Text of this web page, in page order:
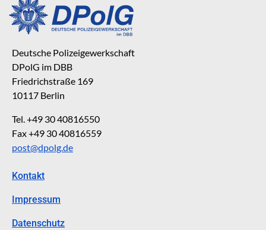
Deutsche Polizeigewerkschaft
DPolG im DBB
Friedrichstraße 169
10117 Berlin
Tel. +49 30 40816550
Fax +49 30 40816559
post@dpolg.de
Kontakt
Impressum
Datenschutz